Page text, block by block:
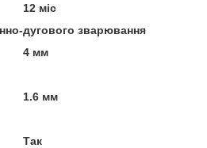
12 міс
дугового зварювання
4 мм
1.6 мм
Так